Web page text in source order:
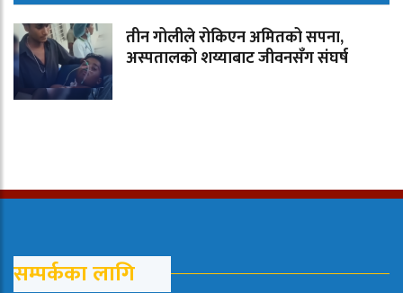
तीन गोलीले रोकिएन अमितको सपना,
अस्पतालको शय्याबाट जीवनसँग संघर्ष
सम्पर्कका लागि